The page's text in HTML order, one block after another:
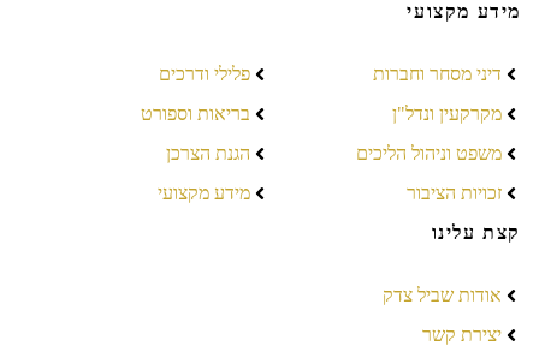
מידע מקצועי
דיני מסחר וחברות
מקרקעין ונדל"ן
משפט וניהול הליכים
זכויות הציבור
פלילי ודרכים
בריאות וספורט
הגנת הצרכן
מידע מקצועי
קצת עלינו
אודות שביל צדק
יצירת קשר